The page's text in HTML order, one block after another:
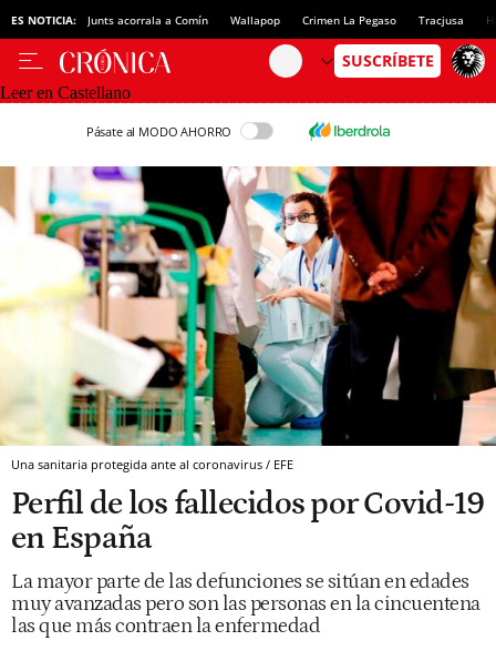
ES NOTICIA: Junts acorrala a Comín Wallapop Crimen La Pegaso Tracjusa
Leer en Castellano
Pásate al MODO AHORRO
Una sanitaria protegida ante al coronavirus / EFE
Perfil de los fallecidos por Covid-19
en España
La mayor parte de las defunciones se sitúan en edades
muy avanzadas pero son las personas en la cincuentena
las que más contraen la enfermedad